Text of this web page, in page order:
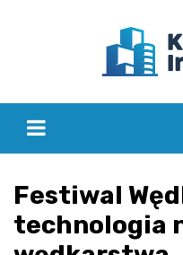
Festiwal
technologia